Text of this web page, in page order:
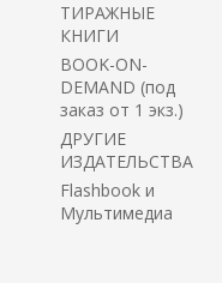
ТИРАЖНЫЕ
КНИГИ
BOOK-ON-
DEMAND (под
заказ от 1 экз.)
ДРУГИЕ
ИЗДАТЕЛЬСТВА
Flashbook и
Мультимедиа